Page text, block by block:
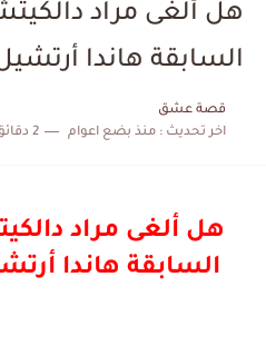
هل ألغى مراد
السابقة هاندا
قصة عشق
اخر تحديث :منذ بضع اعوام 2 دقائق للقراءة
هل ألغى مراد
السابقة هاندا